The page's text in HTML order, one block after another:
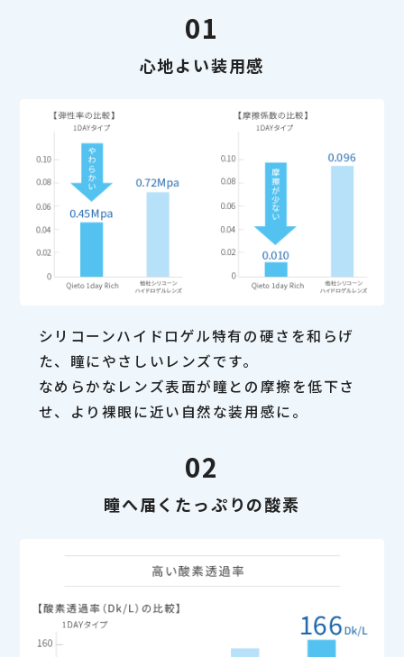
01
心地よい装用感
シリコーンハイドロゲル特有の硬さを和らげ
た、瞳にやさしいレンズです。
なめらかなレンズ表面が瞳との摩擦を低下さ
せ、より裸眼に近い自然な装用感に。
02
瞳へ届くたっぷりの酸素